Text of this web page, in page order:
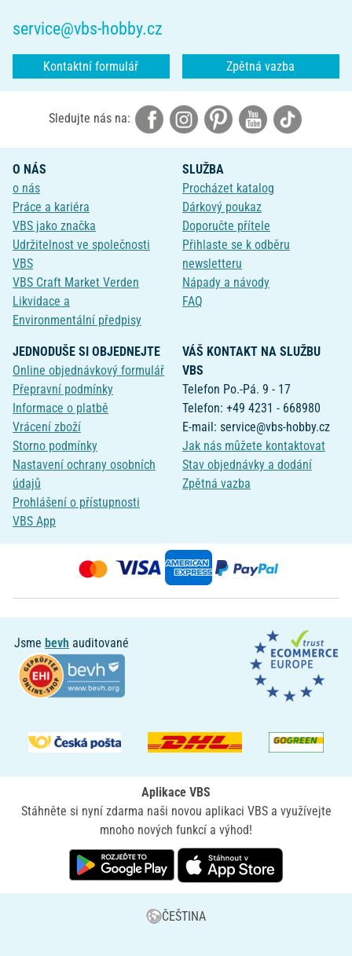
service@vbs-hobby.cz
Kontaktní formulář Zpětná vazba
Sledujte nás na:
O NÁS
o nás
Práce a kariéra
VBS jako značka
Udržitelnost ve společnosti
VBS
VBS Craft Market Verden
Likvidace a
Environmentální předpisy
SLUŽBA
Procházet katalog
Dárkový poukaz
Doporučte přítele
Přihlaste se k odběru
newsletteru
Nápady a návody
FAQ
JEDNODUŠE SI OBJEDNEJTE
Online objednávkový formulář
Přepravní podmínky
Informace o platbě
Vrácení zboží
Storno podmínky
Nastavení ochrany osobních
údajů
Prohlášení o přístupnosti
VBS App
VÁŠ KONTAKT NA SLUŽBU
VBS
Telefon Po.-Pá. 9 - 17
Telefon: +49 4231 - 668980
E-mail: service@vbs-hobby.cz
Jak nás můžete kontaktovat
Stav objednávky a dodání
Zpětná vazba
Jsme bevh auditované
Aplikace VBS
Stáhněte si nyní zdarma naši novou aplikaci VBS a využívejte
mnoho nových funkcí a výhod!
ČEŠTINA